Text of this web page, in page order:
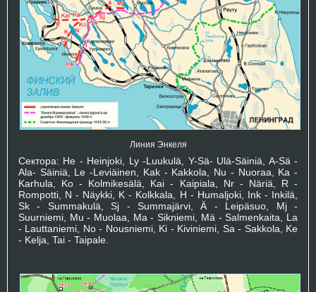
Линия Энкеля
Сектора: He - Heinjoki, Ly -Luukulä, Y-Sä- Ulä-Säiniä, A-Sä -
Ala- Säiniä, Le -Leviäinen, Kak - Kakkola, Nu - Nuoraa, Ka -
Karhula, Ko - Kolmikesälä, Kai - Kaipiala, Nr - Näriä, R -
Rompotti, N - Näykki, K - Kolkkala, H - Humaljoki, Ink - Inkilä,
Sk - Summakulä, Sj - Summajärvi, Ä - Leipäsuo, Mj -
Suurniemi, Mu - Muolaa, Ma - Sikniemi, Mä - Salmenkaita, La
- Lauttaniemi, No - Nousniemi, Ki - Kiviniemi, Sa - Sakkola, Ke
- Kelja, Tai - Taipale.